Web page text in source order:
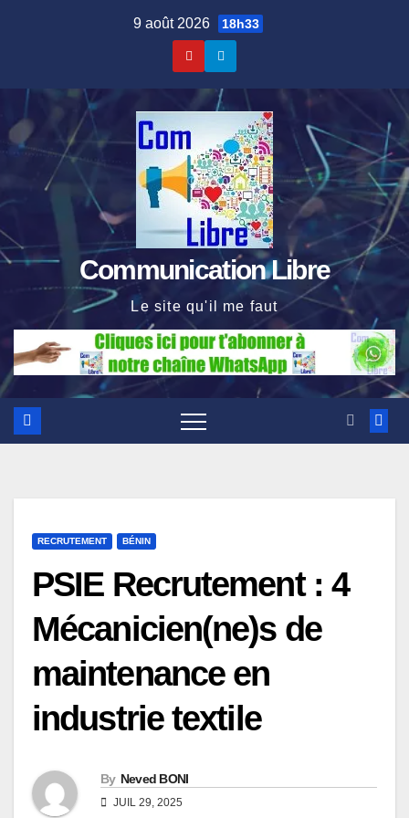
9 août 2026 18h33
Communication Libre
Le site qu'il me faut
RECRUTEMENT BÉNIN
PSIE Recrutement : 4
Mécanicien(ne)s de
maintenance en
industrie textile
By Neved BONI
JUIL 29, 2025